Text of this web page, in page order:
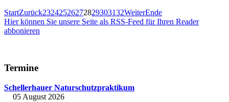
StartZurück23242526272829303132WeiterEnde
Hier können Sie unsere Seite als RSS-Feed für Ihren Reader
abbonieren
Termine
Schellerhauer Naturschutzpraktikum
05 August 2026